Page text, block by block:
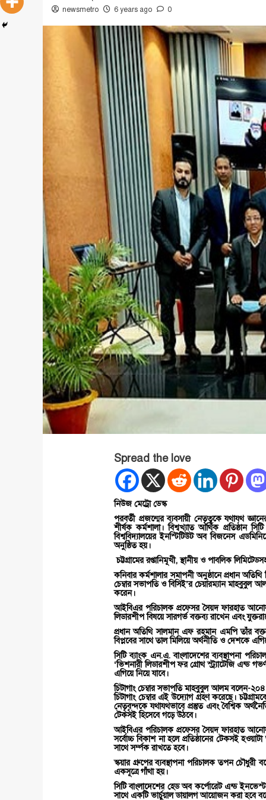
newsmetro 6 years ago 0
Spread the love
নিউজ মেট্রো ডেস্ক
পরবর্তী প্রজন্মের ব্যবসায়ী নেতৃত্বকে যথাযথ
শীর্ষক কর্মশালা। বিশ্বখ্যাত আর্থিক প্রতিষ্ঠান
বিশ্ববিদ্যালয়ের ইনস্টিটিউট অব বিজনেস
অনুষ্ঠিত হয়।
চট্টগ্রামের রপ্তানিমূখী, স্থানীয় ও পাবলিক
কনিবার কর্মশালার সমাপনী অনুষ্ঠানে প্রধান
চেম্বার সভাপতি ও বিসিই’র চেয়ারম্যান মাহবুবুল
করেন।
আইবিএর পরিচালক প্রফেসর সৈয়দ ফারহাত
লিডারশীপ বিষয়ে সারগর্ভ বক্তব্য রাখেন এবং
প্রধান অতিথি সালমান এফ রহমান এমপি তাঁর
বিপ্লবের সাথে তাল মিলিয়ে অর্থনীতি ও দেশকে
সিটি ব্যাংক এন.এ. বাংলাদেশের ব্যবস্থাপনা
‘ভিশনারী লিডারশীপ ফর গ্রোথ স্ট্র্যাটেজি এন্ড
এগিয়ে নিয়ে যাবে।
চিটাগাং চেম্বার সভাপতি মাহবুবুল আলম বলেন-
চিটাগাং চেম্বার এই উদ্যোগ গ্রহণ করেছে।
নেতৃবৃন্দকে যথাযথভাবে প্রস্তুত এবং বৈশ্বিক
টেকসই হিসেবে গড়ে উঠবে।
আইবিএর পরিচালক প্রফেসর সৈয়দ ফারহাত
সর্বোচ্চ বিকাশ না হলে প্রতিষ্ঠানের টেকসই
সাথে সর্ম্পক রাখতে হবে।
স্কয়ার গ্রুপের ব্যবস্থাপনা পরিচালক তপন চৌধুরী
একসূত্রে গাঁথা হয়।
সিটি বাংলাদেশের হেড অব কর্পোরেট এন্ড
সাথে একটি ভার্চুয়াল ডায়ালগ আয়োজন করা হবে